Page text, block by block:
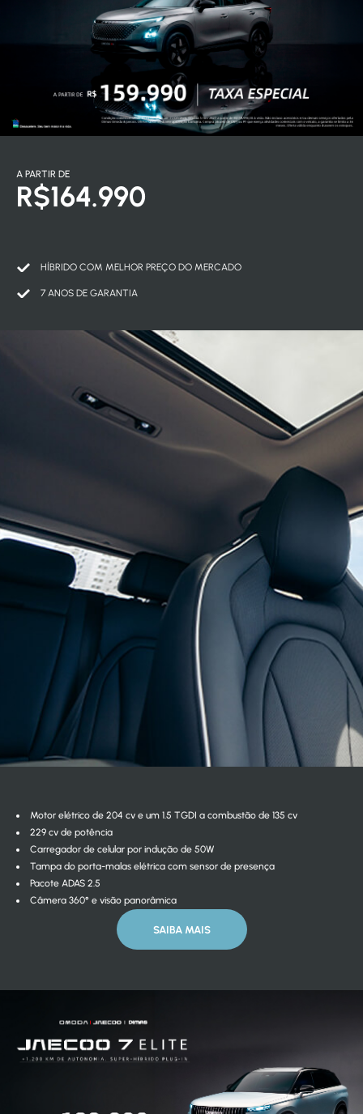
A PARTIR DE
R$164.990
HÍBRIDO COM MELHOR PREÇO DO MERCADO
7 ANOS DE GARANTIA
Motor elétrico de 204 cv e um 1.5 TGDI a combustão de 135 cv
229 cv de potência
Carregador de celular por indução de 50W
Tampa do porta-malas elétrica com sensor de presença
Pacote ADAS 2.5
Câmera 360° e visão panorâmica
SAIBA MAIS